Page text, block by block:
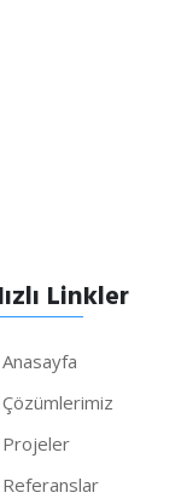
Linkler
Anasayfa
Çözümlerimiz
Projeler
Referanslar